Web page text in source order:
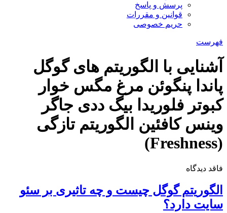
پرسش و پاسخ
قوانین و مقررات
حریم خصوصی
فهرست
آشنایی با الگوریتم های گوگل
پاندا پنگوئن مرغ مگس خوار
کبوتر فلوریدا بیگ ددی جاگر
وینس کافئین الگوریتم تازگی
(Freshness)
فاقد دیدگاه
الگوریتم گوگل چیست و چه تاثیری بر سئو
سایت دارد؟